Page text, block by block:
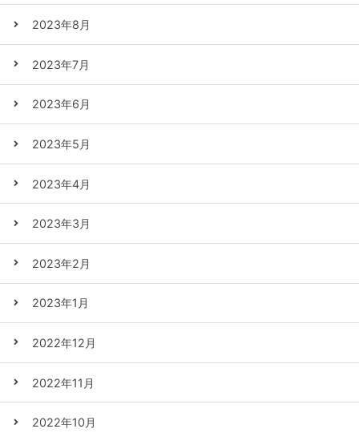
2023年8月
2023年7月
2023年6月
2023年5月
2023年4月
2023年3月
2023年2月
2023年1月
2022年12月
2022年11月
2022年10月